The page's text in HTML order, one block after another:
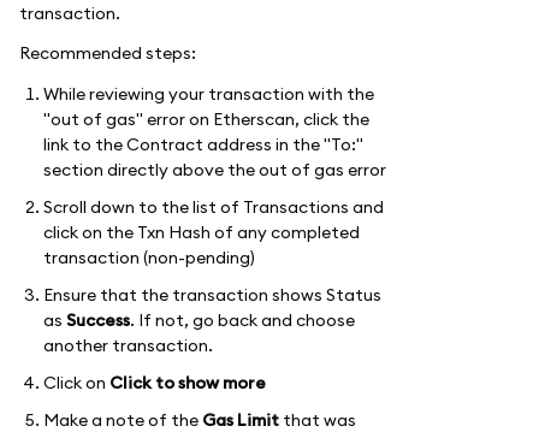
transaction.
Recommended steps:
While reviewing your transaction with the
"out of gas" error on Etherscan, click the
link to the Contract address in the "To:"
section directly above the out of gas error
Scroll down to the list of Transactions and
click on the Txn Hash of any completed
transaction (non-pending)
Ensure that the transaction shows Status
as Success. If not, go back and choose
another transaction.
Click on Click to show more
Make a note of the Gas Limit that was